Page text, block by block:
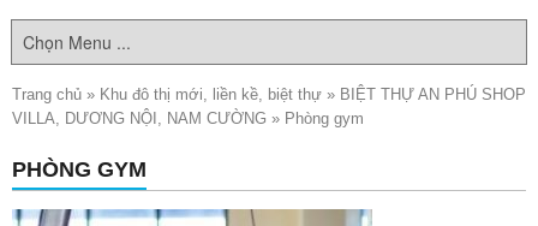
Trang chủ » Khu đô thị mới, liền kề, biệt thự » BIỆT THỰ AN PHÚ SHOP
VILLA, DƯƠNG NỘI, NAM CƯỜNG » Phòng gym
PHÒNG GYM